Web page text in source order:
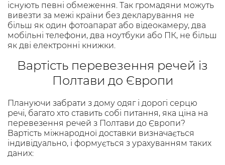
існують певні обмеження. Так громадяни можуть
вивезти за межі країни без декларування не
більш як один фотоапарат або відеокамеру, два
мобільні телефони, два ноутбуки або ПК, не більш
як дві електронні книжки.
Вартість перевезення речей із
Полтави до Європи
Плануючи забрати з дому одяг і дорогі серцю
речі, багато хто ставить собі питання, яка ціна на
перевезення речей з Полтави до Європи?
Вартість міжнародної доставки визначається
індивідуально, і формується з урахуванням таких
даних: